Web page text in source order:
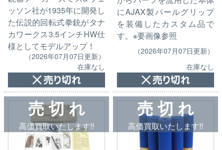
ッソン社が1935年に開発し
た伝説的回転式拳銃がタナ
カワークス3.5インチHW仕
様としてモデルアップ！
（2026年07月07日更新）
在庫なし
にAJAX製パールグリップ
を装備したカスタム品で
す。※要画像参照
（2026年07月07日更新）
在庫なし
売 切 れ
高価買取いたします!!
売 切 れ
高価買取いたします!!